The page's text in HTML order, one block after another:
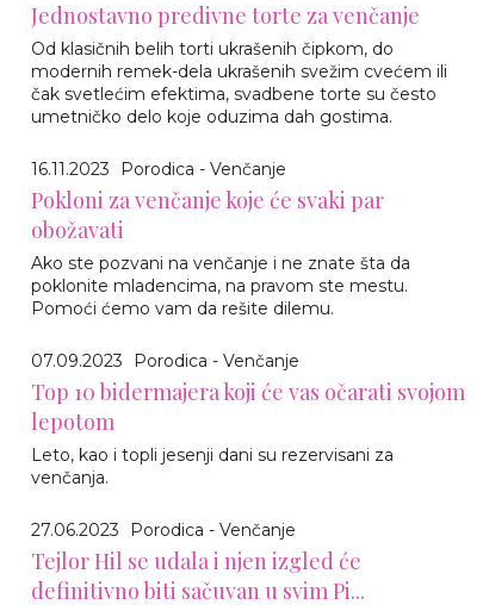
Jednostavno predivne torte za venčanje
Od klasičnih belih torti ukrašenih čipkom, do
modernih remek-dela ukrašenih svežim cvećem ili
čak svetlećim efektima, svadbene torte su često
umetničko delo koje oduzima dah gostima.
16.11.2023 Porodica - Venčanje
Pokloni za venčanje koje će svaki par
obožavati
Ako ste pozvani na venčanje i ne znate šta da
poklonite mladencima, na pravom ste mestu.
Pomoći ćemo vam da rešite dilemu.
07.09.2023 Porodica - Venčanje
Top 10 bidermajera koji će vas očarati svojom
lepotom
Leto, kao i topli jesenji dani su rezervisani za
venčanja.
27.06.2023 Porodica - Venčanje
Tejlor Hil se udala i njen izgled će
definitivno biti sačuvan u svim Pi...